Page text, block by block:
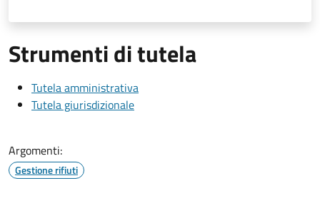
Strumenti di tutela
Tutela amministrativa
Tutela giurisdizionale
Argomenti:
Gestione rifiuti